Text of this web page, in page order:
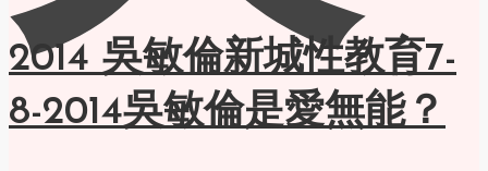
2014 吳敏倫新城性教育7-
8-2014吳敏倫是愛無能？